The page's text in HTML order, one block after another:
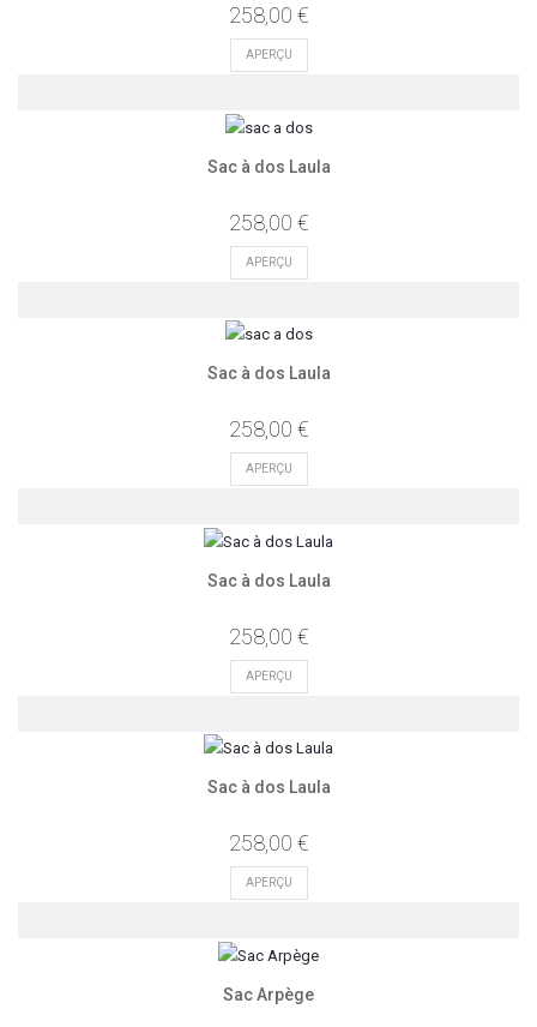
258,00 €
APERÇU
Sac à dos Laula
258,00 €
APERÇU
Sac à dos Laula
258,00 €
APERÇU
Sac à dos Laula
258,00 €
APERÇU
Sac à dos Laula
258,00 €
APERÇU
Sac Arpège